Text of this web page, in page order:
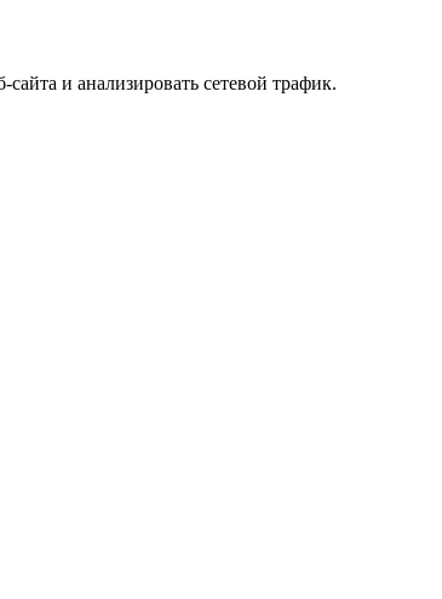
и анализировать сетевой трафик.